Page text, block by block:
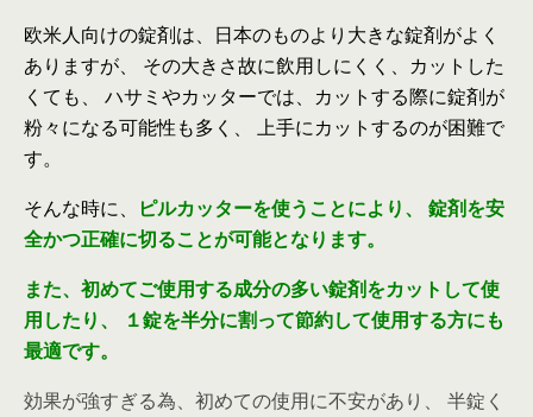
欧米人向けの錠剤は、日本のものより大きな錠剤がよく
ありますが、
その大きさ故に飲用しにくく、カットした
くても、
ハサミやカッターでは、カットする際に錠剤が
粉々になる可能性も多く、
上手にカットするのが困難で
す。
そんな時に、
ピルカッターを使うことにより、
錠剤を安
全かつ正確に切ることが可能となります。
また、初めてご使用する成分の多い錠剤をカットして使
用したり、
１錠を半分に割って節約して使用する方にも
最適です。
効果が強すぎる為、初めての使用に不安があり、 半錠く